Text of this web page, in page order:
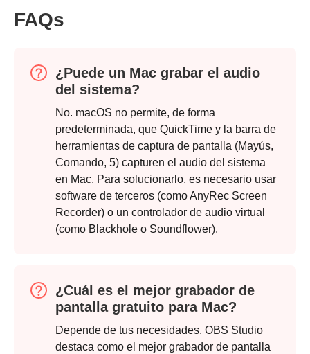
FAQs
¿Puede un Mac grabar el audio
del sistema?
No. macOS no permite, de forma
predeterminada, que QuickTime y la barra de
herramientas de captura de pantalla (Mayús,
Comando, 5) capturen el audio del sistema
en Mac. Para solucionarlo, es necesario usar
software de terceros (como AnyRec Screen
Recorder) o un controlador de audio virtual
(como Blackhole o Soundflower).
¿Cuál es el mejor grabador de
pantalla gratuito para Mac?
Depende de tus necesidades. OBS Studio
destaca como el mejor grabador de pantalla